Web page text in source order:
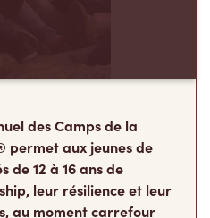
aux jeunes de
de 12 à 16 ans de
leur résilience et leur
au moment carrefour
ce qu’ils